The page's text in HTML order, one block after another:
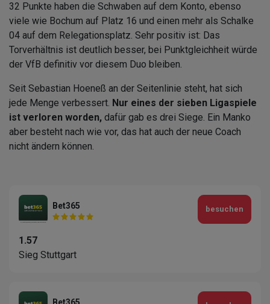
32 Punkte haben die Schwaben auf dem Konto, ebenso
viele wie Bochum auf Platz 16 und einen mehr als Schalke
04 auf dem Relegationsplatz. Sehr positiv ist: Das
Torverhältnis ist deutlich besser, bei Punktgleichheit würde
der VfB definitiv vor diesem Duo bleiben.
Seit Sebastian Hoeneß an der Seitenlinie steht, hat sich
jede Menge verbessert. Nur eines der sieben Ligaspiele
ist verloren worden, dafür gab es drei Siege. Ein Manko
aber besteht nach wie vor, das hat auch der neue Coach
nicht ändern können.
Bet365
1.57
Sieg Stuttgart
besuchen